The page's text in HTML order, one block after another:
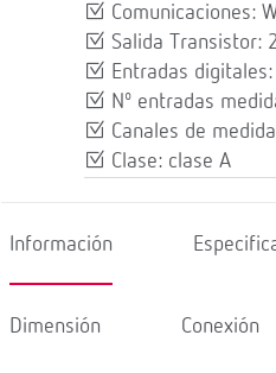
Comunicaciones:
Salida Transistor: 2
Entradas digitales:
Nº entradas
Canales de
Clase: clase A
Información
Dimensión Conexión